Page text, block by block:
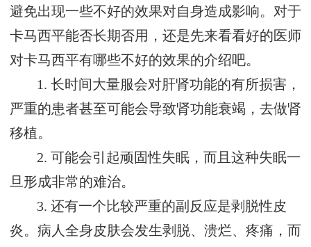
避免出现一些不好的效果对自身造成影响。对于
卡马西平能否长期否用，还是先来看看好的医师
对卡马西平有哪些不好的效果的介绍吧。
1. 长时间大量服会对肝肾功能的有所损害，
严重的患者甚至可能会导致肾功能衰竭，去做肾
移植。
2. 可能会引起顽固性失眠，而且这种失眠一
旦形成非常的难治。
3. 还有一个比较严重的副反应是剥脱性皮
炎。病人全身皮肤会发生剥脱、溃烂、疼痛，而